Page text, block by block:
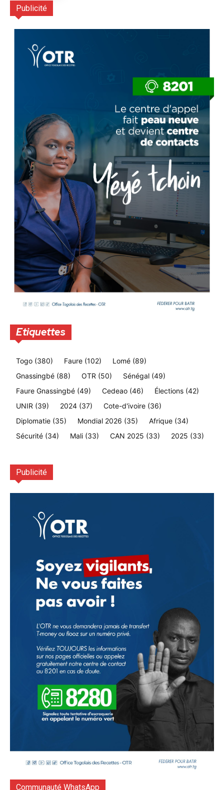
Publicité
Etiquettes
Togo (380) Faure (102) Lomé (89)
Gnassingbé (88) OTR (50) Sénégal (49)
Faure Gnassingbé (49) Cedeao (46) Élections (42)
UNIR (39) 2024 (37) Cote-d'ivoire (36)
Diplomatie (35) Mondial 2026 (35) Afrique (34)
Sécurité (34) Mali (33) CAN 2025 (33) 2025 (33)
Publicité
Communauté WhatsApp